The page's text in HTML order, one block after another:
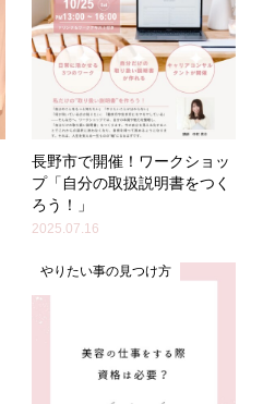
長野市で開催！ワークショッ
プ「自分の取扱説明書をつく
ろう！」
2025.07.16
やりたい事の見つけ方